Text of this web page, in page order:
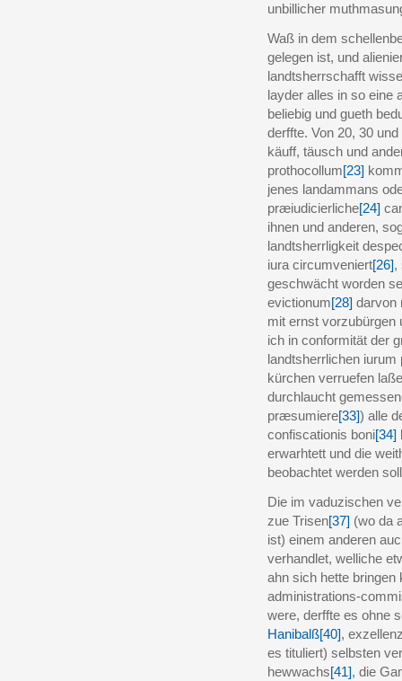
unbillicher
Waß in dem
gelegen ist, und
landtsherrschafft
layder alles in so eine
beliebig und gueth
derffte. Von 20, 30
käuff, täusch und
prothocollum[23]
jenes landammans
præiudicierliche[24]
ihnen und anderen,
landtsherrligkeit
iura circumveniert[26],
geschwächt worden
evictionum[28] darvon
mit ernst vorzubürgen
ich in conformität der
landtsherrlichen
kürchen verruefen
durchlaucht
præsumiere[33]) alle
confiscationis boni[34]
erwarhtett und die
beobachtet werden
Die im vaduzischen
zue Trisen[37] (wo da
ist) einem anderen
verhandlet, welliche
ahn sich hette bringen
administrations-
were, derffte es ohne
Hanibalß[40],
es tituliert) selbsten
hewwachs[41], die